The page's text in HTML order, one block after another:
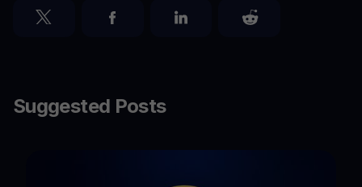
Suggested Posts